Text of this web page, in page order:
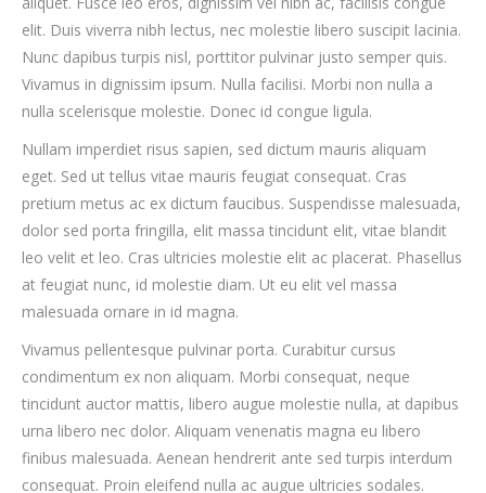
elit. Duis viverra nibh lectus, nec molestie libero suscipit lacinia.
Nunc dapibus turpis nisl, porttitor pulvinar justo semper quis.
Vivamus in dignissim ipsum. Nulla facilisi. Morbi non nulla a
nulla scelerisque molestie. Donec id congue ligula.
Nullam imperdiet risus sapien, sed dictum mauris aliquam
eget. Sed ut tellus vitae mauris feugiat consequat. Cras
pretium metus ac ex dictum faucibus. Suspendisse malesuada,
dolor sed porta fringilla, elit massa tincidunt elit, vitae blandit
leo velit et leo. Cras ultricies molestie elit ac placerat. Phasellus
at feugiat nunc, id molestie diam. Ut eu elit vel massa
malesuada ornare in id magna.
Vivamus pellentesque pulvinar porta. Curabitur cursus
condimentum ex non aliquam. Morbi consequat, neque
tincidunt auctor mattis, libero augue molestie nulla, at dapibus
urna libero nec dolor. Aliquam venenatis magna eu libero
finibus malesuada. Aenean hendrerit ante sed turpis interdum
consequat. Proin eleifend nulla ac augue ultricies sodales.